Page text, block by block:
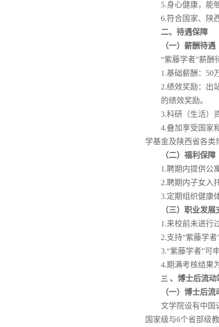
5.身心健康，能
6.符合国家、陕
二、待遇保障
（一）薪酬待遇
“紫藤学者”薪酬
1.基础薪酬：50
2.绩效奖励：出
的绩效奖励。
3.科研（生活）
4.叠加享受国家
学基金及陕西省各类
（二）福利保障
1.聘期内提供公
2.聘期内子女入
3.定期组织健康
（三）职业发展
1.来校前未进行
2.支持“紫藤学
3.“紫藤学者”可
4.期满考核结果
三 、博士后流
（一）博士后
文学院设有中国
国家级与6个省部级